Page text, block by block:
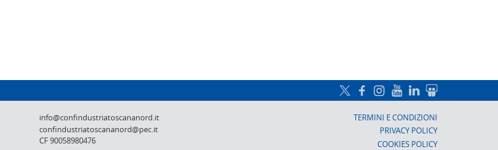
info@confindustriatoscananord.it
confindustriatoscananord@pec.it
CF 90058980476
TERMINI E CONDIZIONI
PRIVACY POLICY
COOKIES POLICY